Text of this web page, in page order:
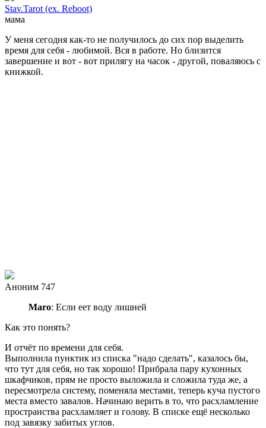
Stav.Tarot (ex. Reboot)
мама
У меня сегодня как-то не получилось до сих пор выделить
время для себя - любимой. Вся в работе. Но близится
завершение и вот - вот прилягу на часок - другой, поваляюсь с
книжкой.
Аноним 747
Maro: Если еет воду лишней
Как это понять?
И отчёт по времени для себя.
Выполнила пунктик из списка "надо сделать", казалось бы,
что тут для себя, но так хорошо! Прибрала пару кухонных
шкафчиков, прям не просто выложила и сложила туда же, а
пересмотрела систему, поменяла местами, теперь куча пустого
места вместо завалов. Начинаю верить в то, что расхламление
пространства расхламляет и голову. В списке ещё несколько
под завязку забитых углов.